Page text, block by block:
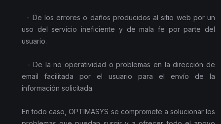
- De los errores o daños producidos al sitio web por un
uso del servicio ineficiente y de mala fe por parte del
usuario.
- De la no operatividad o problemas en la dirección de
email facilitada por el usuario para el envío de la
información solicitada.
En todo caso, OPTIMASYS se compromete a solucionar los